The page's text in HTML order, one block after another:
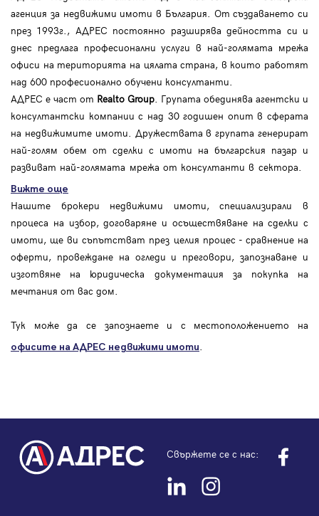
агенция за недвижими имоти в България. От създаването си
през 1993г., АДРЕС постоянно разширява дейността си и
днес предлага професионални услуги в най-голямата мрежа
офиси на територията на цялата страна, в които работят
над 600 професионално обучени консултанти.
АДРЕС е част от Realto Group. Групата обединява агентски и
консултантски компании с над 30 годишен опит в сферата
на недвижимите имоти. Дружествата в групата генерират
най-голям обем от сделки с имоти на българския пазар и
развиват най-голямата мрежа от консултанти в сектора.
Вижте още
Нашите брокери недвижими имоти, специализирали в
процеса на избор, договаряне и осъществяване на сделки с
имоти, ще ви съпътстват през целия процес - сравнение на
оферти, провеждане на огледи и преговори, запознаване и
изготвяне на юридическа документация за покупка на
мечтания от вас дом.
Тук може да се запознаете и с местоположението на
офисите на АДРЕС недвижими имоти.
Свържете се с нас: